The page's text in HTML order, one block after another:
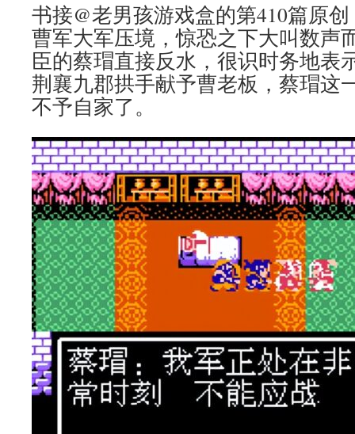
书接@老男孩游戏盒的第410篇原
曹军大军压境，惊恐之下大叫数声
臣的蔡瑁直接反水，很识时务地表
荆襄九郡拱手献予曹老板，蔡瑁这
不予自家了。